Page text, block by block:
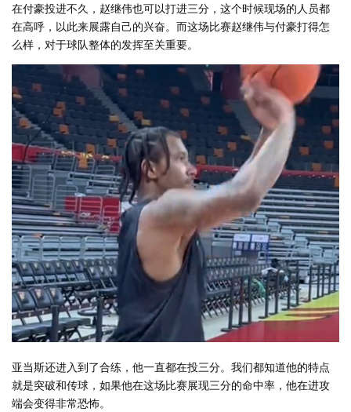
在付豪投进不久，赵继伟也可以打进三分，这个时候现场的人员都
在高呼，以此来展露自己的兴奋。而这场比赛赵继伟与付豪打得怎
么样，对于球队整体的发挥至关重要。
亚当斯还进入到了合练，他一直都在投三分。我们都知道他的特点
就是突破和传球，如果他在这场比赛展现三分的命中率，他在进攻
端会变得非常恐怖。